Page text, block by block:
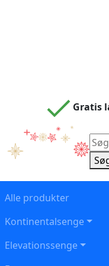
Gratis
Søg
Alle produkter
Kontinentalsenge
Elevationssenge